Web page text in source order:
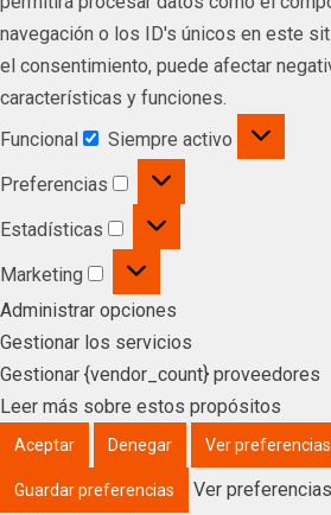
navegación o los ID's únicos en este
el consentimiento, puede afectar
características y funciones.
Funcional
Siempre activo
Preferencias
Estadísticas
Marketing
Administrar opciones
Gestionar los servicios
Gestionar {vendor_count} proveedores
Leer más sobre estos propósitos
Aceptar Denegar Ver preferencias
Guardar preferencias
Ver preferencias